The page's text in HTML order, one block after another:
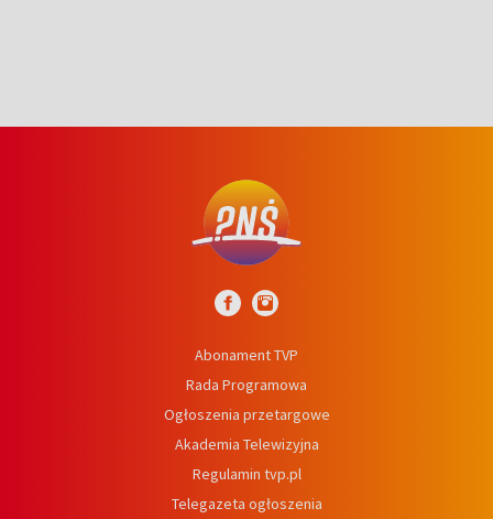
Abonament TVP
Rada Programowa
Ogłoszenia przetargowe
Akademia Telewizyjna
Regulamin tvp.pl
Telegazeta ogłoszenia